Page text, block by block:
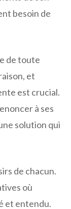
besoin de
de toute
et
est crucial.
à ses
solution qui
de chacun.
où
et entendu.